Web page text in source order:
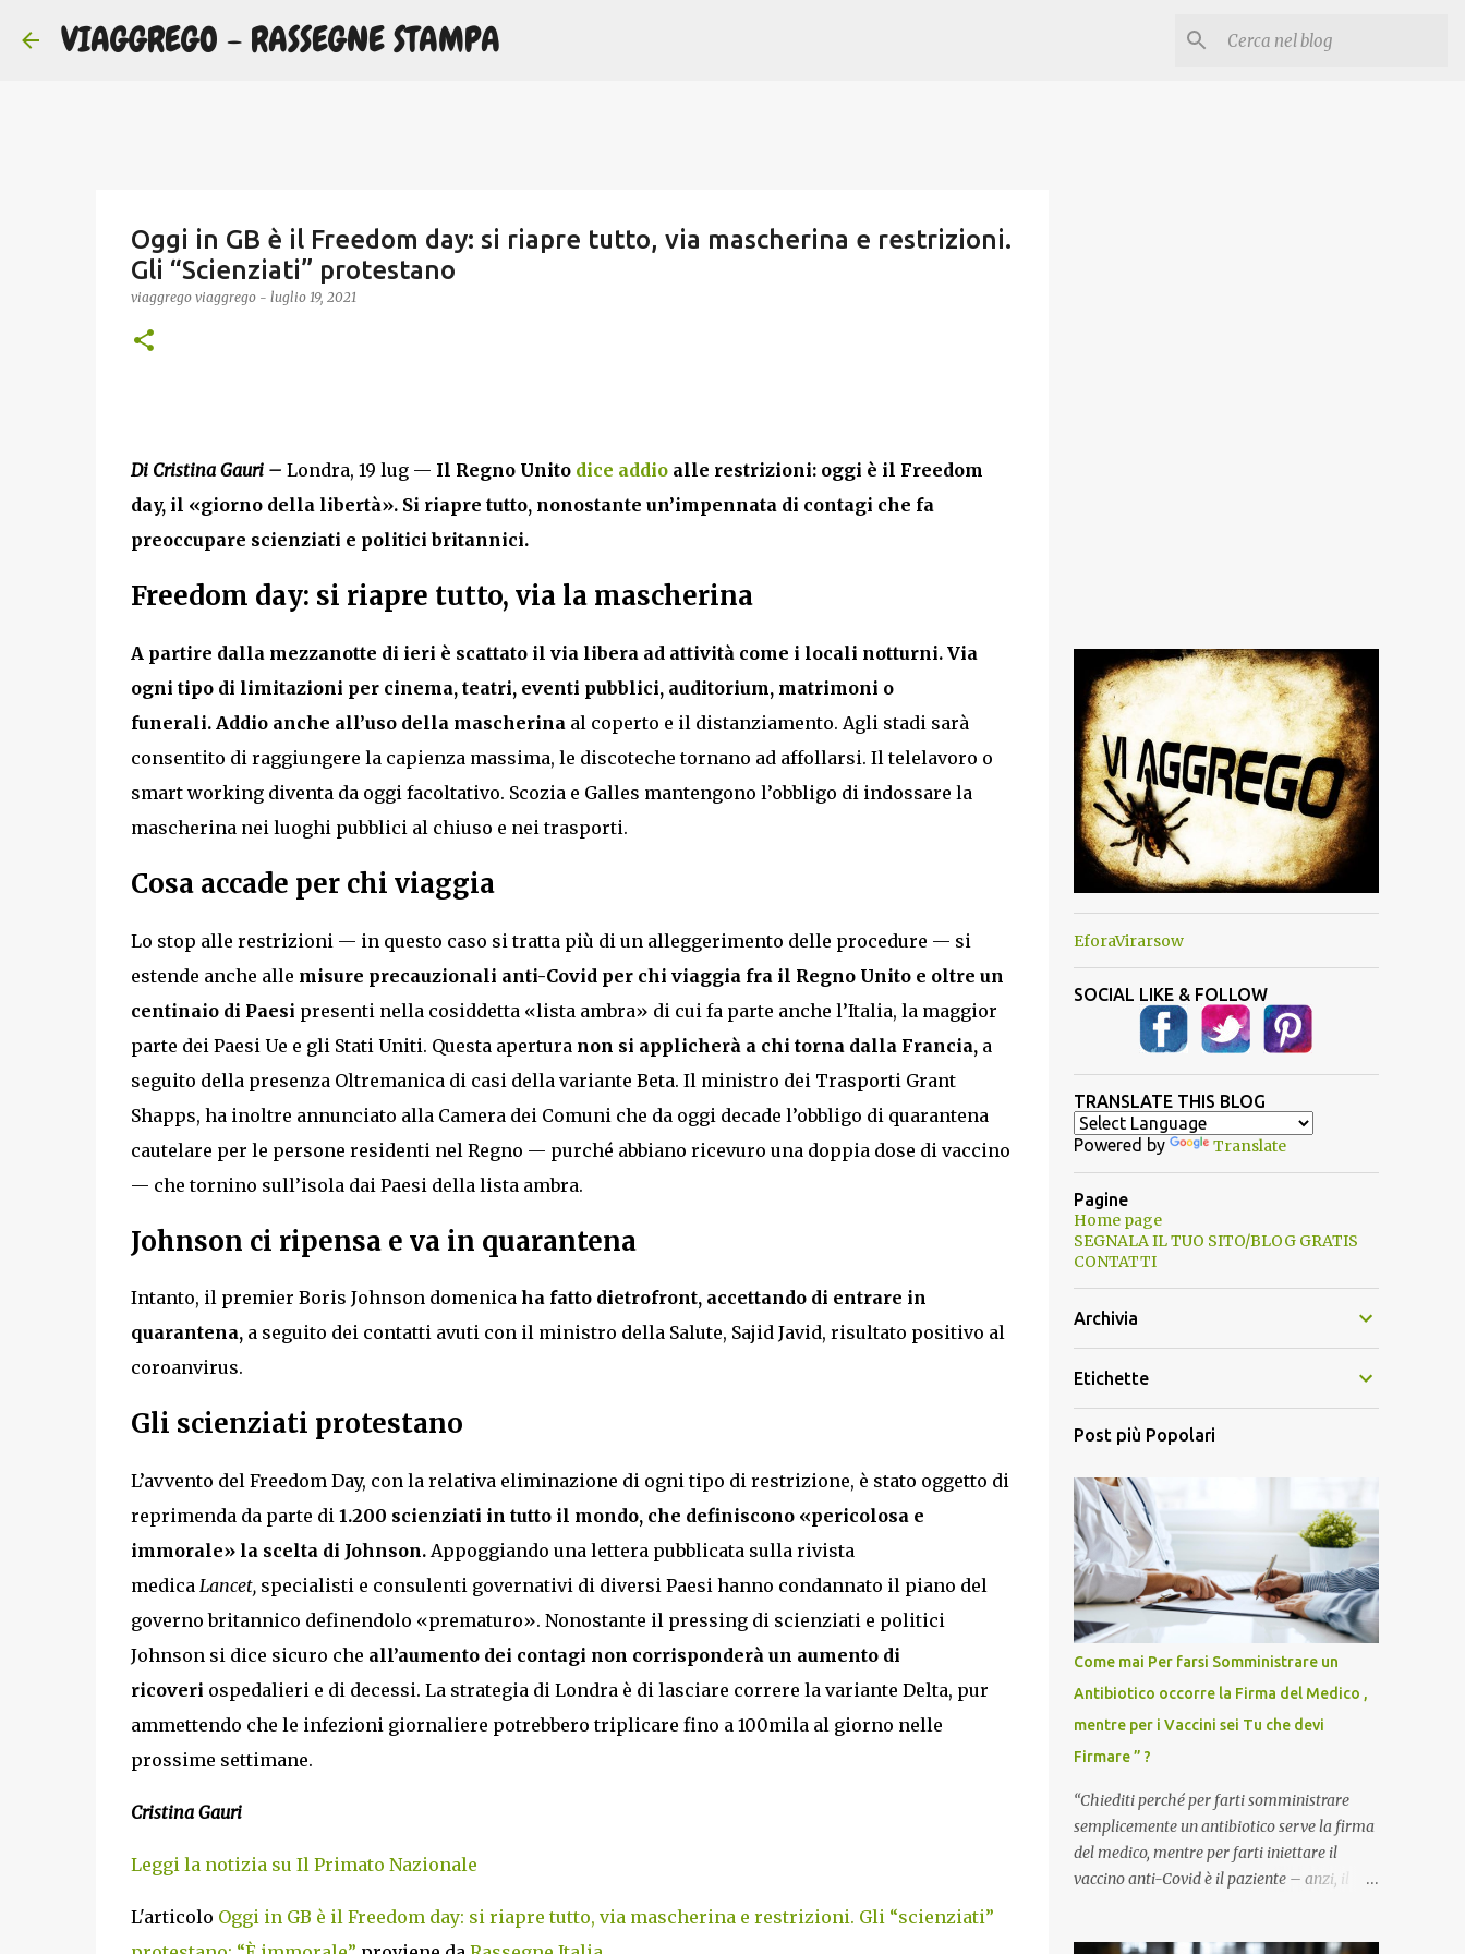
VIAGGREGO - RASSEGNE STAMPA
Oggi in GB è il Freedom day: si riapre tutto, via mascherina e restrizioni.
Gli “Scienziati” protestano
viaggrego viaggrego - luglio 19, 2021
Di Cristina Gauri – Londra, 19 lug — Il Regno Unito dice addioalle restrizioni: oggi è il Freedom
day, il «giorno della libertà». Si riapre tutto, nonostante un’impennata di contagi che fa
preoccupare scienziati e politici britannici.
Freedom day: si riapre tutto, via la mascherina
A partire dalla mezzanotte di ieri è scattato il via libera ad attività come i locali notturni. Via
ogni tipo di limitazioni per cinema, teatri, eventi pubblici, auditorium, matrimoni o
funerali. Addio anche all’uso della mascherina al coperto e il distanziamento. Agli stadi sarà
consentito di raggiungere la capienza massima, le discoteche tornano ad affollarsi. Il telelavoro o
smart working diventa da oggi facoltativo. Scozia e Galles mantengono l’obbligo di indossare la
mascherina nei luoghi pubblici al chiuso e nei trasporti.
Cosa accade per chi viaggia
Lo stop alle restrizioni — in questo caso si tratta più di un alleggerimento delle procedure — si
estende anche alle misure precauzionali anti-Covid per chi viaggia fra il Regno Unito e oltre un
centinaio di Paesi presenti nella cosiddetta «lista ambra» di cui fa parte anche l’Italia, la maggior
parte dei Paesi Ue e gli Stati Uniti. Questa apertura non si applicherà a chi torna dalla Francia, a
seguito della presenza Oltremanica di casi della variante Beta. Il ministro dei Trasporti Grant
Shapps, ha inoltre annunciato alla Camera dei Comuni che da oggi decade l’obbligo di quarantena
cautelare per le persone residenti nel Regno — purché abbiano ricevuro una doppia dose di vaccino
— che tornino sull’isola dai Paesi della lista ambra.
Johnson ci ripensa e va in quarantena
Intanto, il premier Boris Johnson domenica ha fatto dietrofront, accettando di entrare in
quarantena,a seguito dei contatti avuti con il ministro della Salute, Sajid Javid, risultato positivo al
coroanvirus.
Gli scienziati protestano
L’avvento del Freedom Day, con la relativa eliminazione di ogni tipo di restrizione, è stato oggetto di
reprimenda da parte di 1.200 scienziati in tutto il mondo, che definiscono «pericolosa e
immorale» la scelta di Johnson.Appoggiando una lettera pubblicata sulla rivista
medica Lancet, specialisti e consulenti governativi di diversi Paesi hanno condannato il piano del
governo britannico definendolo «prematuro». Nonostante il pressing di scienziati e politici
Johnson si dice sicuro che all’aumento dei contagi non corrisponderà un aumento di
ricoveri ospedalieri e di decessi. La strategia di Londra è di lasciare correre la variante Delta, pur
ammettendo che le infezioni giornaliere potrebbero triplicare fino a 100mila al giorno nelle
prossime settimane.
Cristina Gauri
Leggi la notizia su Il Primato Nazionale
L'articolo Oggi in GB è il Freedom day: si riapre tutto, via mascherina e restrizioni. Gli “scienziati”
EforaVirarsow
SOCIAL LIKE & FOLLOW
TRANSLATE THIS BLOG
Powered by Translate
Pagine
Home page
SEGNALA IL TUO SITO/BLOG GRATIS
CONTATTI
Archivia
Etichette
Post più Popolari
Come mai Per farsi Somministrare un
Antibiotico occorre la Firma del Medico ,
mentre per i Vaccini sei Tu che devi
Firmare ” ?
“Chiediti perché per farti somministrare
semplicemente un antibiotico serve la firma
del medico, mentre per farti iniettare il
vaccino anti-Covid è il paziente – anzi, il